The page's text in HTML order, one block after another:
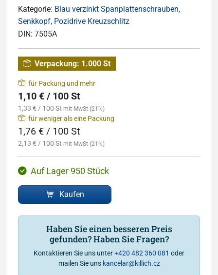
Kategorie: Blau verzinkt Spanplattenschrauben,
Senkkopf, Pozidrive Kreuzschlitz
DIN: 7505A
Verpackung: 1.000 St
für Packung und mehr
1,10 € / 100 St
1,33 € / 100 St mit MwSt (21%)
für weniger als eine Packung
1,76 € / 100 St
2,13 € / 100 St mit MwSt (21%)
Auf Lager 950 Stück
Kaufen
Haben Sie einen besseren Preis
gefunden? Haben Sie Fragen?
Kontaktieren Sie uns unter+420 482 360 081 oder
mailen Sie uns kancelar@killich.cz